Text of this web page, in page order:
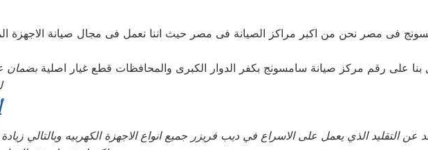
فى مصر نحن من اكبر مراكز الصيانة فى مصر حيث اننا نعمل فى مجال صيانة الاجهزة
على رقم مركز صيانة سامسونج بكفر الدوار الكبرى والمحافظات قطع غيار اصلية
عن التقليد الذي يعمل على الاسراع في ديب فريزر جميع انواع الاجهزة الكهربيه وبالتالي